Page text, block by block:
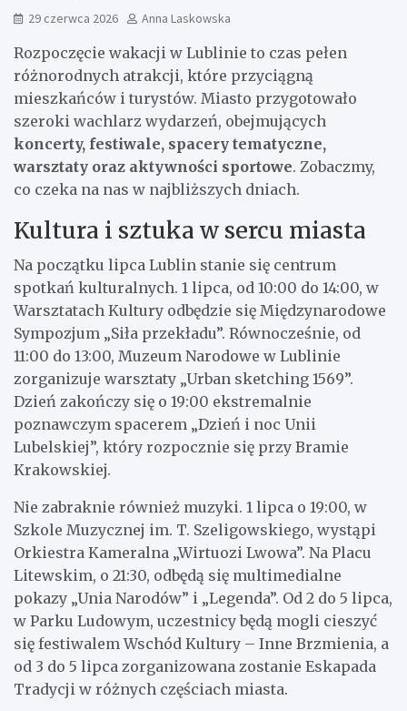
29 czerwca 2026 Anna Laskowska
Rozpoczęcie wakacji w Lublinie to czas pełen
różnorodnych atrakcji, które przyciągną
mieszkańców i turystów. Miasto przygotowało
szeroki wachlarz wydarzeń, obejmujących
koncerty, festiwale, spacery tematyczne,
warsztaty oraz aktywności sportowe. Zobaczmy,
co czeka na nas w najbliższych dniach.
Kultura i sztuka w sercu miasta
Na początku lipca Lublin stanie się centrum
spotkań kulturalnych. 1 lipca, od 10:00 do 14:00, w
Warsztatach Kultury odbędzie się Międzynarodowe
Sympozjum „Siła przekładu”. Równocześnie, od
11:00 do 13:00, Muzeum Narodowe w Lublinie
zorganizuje warsztaty „Urban sketching 1569”.
Dzień zakończy się o 19:00 ekstremalnie
poznawczym spacerem „Dzień i noc Unii
Lubelskiej”, który rozpocznie się przy Bramie
Krakowskiej.
Nie zabraknie również muzyki. 1 lipca o 19:00, w
Szkole Muzycznej im. T. Szeligowskiego, wystąpi
Orkiestra Kameralna „Wirtuozi Lwowa”. Na Placu
Litewskim, o 21:30, odbędą się multimedialne
pokazy „Unia Narodów” i „Legenda”. Od 2 do 5 lipca,
w Parku Ludowym, uczestnicy będą mogli cieszyć
się festiwalem Wschód Kultury – Inne Brzmienia, a
od 3 do 5 lipca zorganizowana zostanie Eskapada
Tradycji w różnych częściach miasta.